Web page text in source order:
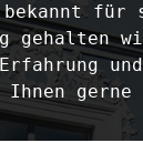
für
gehalten
Ihnen gerne